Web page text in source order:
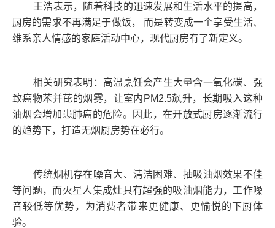
王浩表示，随着科技的迅速发展和生活水平的提高，
厨房的需求不再满足于做饭， 而是转变成一个享受生活、
维系亲人情感的家庭活动中心，现代厨房有了新定义。
相关研究表明：高温烹饪会产生大量含一氧化碳、强
致癌物苯并芘的烟雾，让室内PM2.5飙升，长期吸入这种
油烟会增加患肺癌的危险。因此，在开放式厨房逐渐流行
的趋势下，打造无烟厨房势在必行。
传统烟机存在噪音大、清洁困难、抽吸油烟效果不佳
等问题，而火星人集成灶具有超强的吸油烟能力，工作噪
音较低等优势，为消费者带来更健康、更愉悦的下厨体
验。